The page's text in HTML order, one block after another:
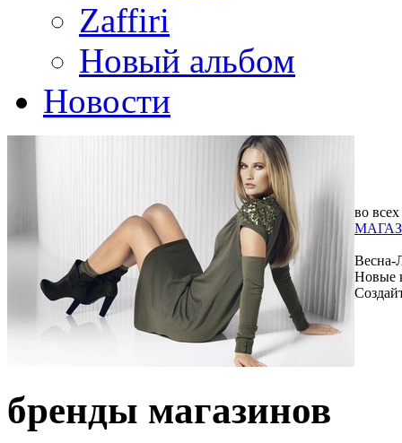
Zaffiri
Новый альбом
Новости
во всех
Весна-
Новые
бренды магазинов